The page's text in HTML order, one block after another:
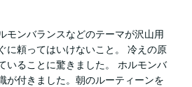
モンバランスなどのテーマが沢山用
に頼ってはいけないこと。 冷えの原
いることに驚きました。 ホルモンバ
が付きました。朝のルーティーンを